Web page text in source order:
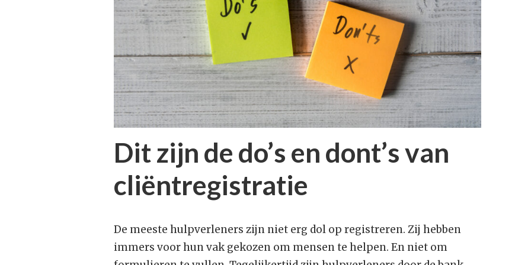
Zorg voor Jeugd
Thorax koppelt met
platform
Thorax koppelt je ECD
aan SluiS
Dit zijn de do’s en dont’s van
cliëntregistratie
De meeste hulpverleners zijn niet erg dol op registreren. Zij hebben
immers voor hun vak gekozen om mensen te helpen. En niet om